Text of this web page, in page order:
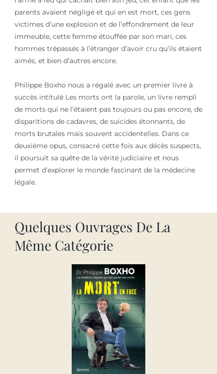
parents avaient négligé et qui en est mort, ces gens
victimes d’une explosion et de l’effondrement de leur
immeuble, cette femme étouffée par son mari, ces
hommes trépassés à l’étranger d’avoir cru qu’ils étaient
aimés, et bien d’autres encore.
Philippe Boxho nous a régalé avec un premier livre à
succès intitulé Les morts ont la parole, un livre rempli
de morts qui ne l’étaient pas toujours ou pas encore, de
disparitions de cadavres, de suicides étonnants, de
morts brutales mais souvent accidentelles. Dans ce
deuxième opus, consacré cette fois aux décès suspects,
il poursuit sa quête de la vérité judiciaire et nous
permet d’explorer le monde fascinant de la médecine
légale.
Quelques Ouvrages De La
Même Catégorie